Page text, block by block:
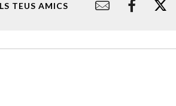
TEUS AMICS